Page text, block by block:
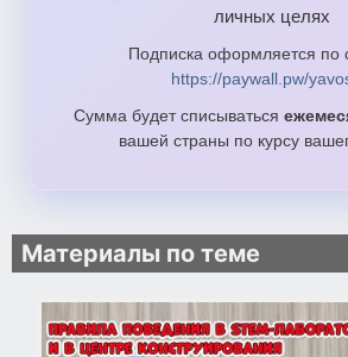
личных целях
Подписка оформляется по
https://paywall.pw/
Сумма будет списываться
вашей страны по курсу
Материалы по теме